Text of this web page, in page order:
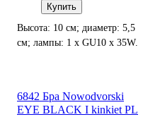
Купить
Высота: 10 см; диаметр: 5,5
см; лампы: 1 х GU10 х 35W.
6842 Бра Nowodvorski
EYE BLACK I kinkiet PL